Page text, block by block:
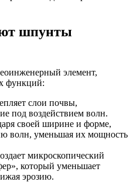
шпунты
элемент,
функций:
слои почвы,
под воздействием волн.
своей ширине и форме,
волн, уменьшая их мощность
микроскопический
который уменьшает
эрозию.